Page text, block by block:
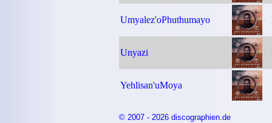
Umyalez'oPhuthumayo
Unyazi
Yehlisan'uMoya
© 2007 - 2026 discographien.de